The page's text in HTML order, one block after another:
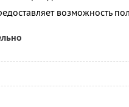
возможность